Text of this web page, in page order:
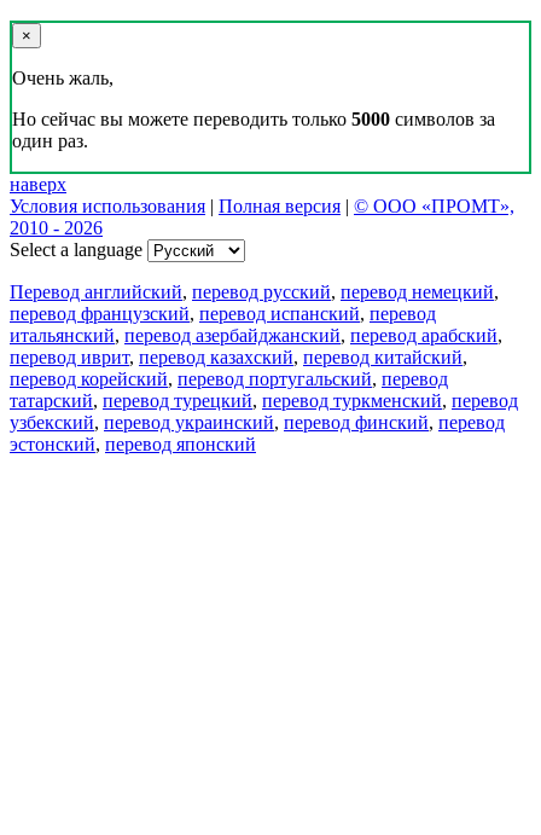
×
Очень жаль,
Но сейчас вы можете переводить только 5000 символов за
один раз.
наверх
Условия использования | Полная версия | © ООО «ПРОМТ»,
2010 - 2026
Select a language
Перевод английский, перевод русский, перевод немецкий,
перевод французский, перевод испанский, перевод
итальянский, перевод азербайджанский, перевод арабский,
перевод иврит, перевод казахский, перевод китайский,
перевод корейский, перевод португальский, перевод
татарский, перевод турецкий, перевод туркменский, перевод
узбекский, перевод украинский, перевод финский, перевод
эстонский, перевод японский